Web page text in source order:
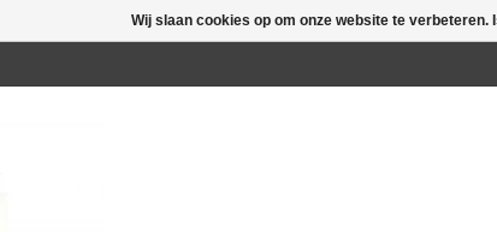
Wij slaan cookies op om onze website te verbeteren.